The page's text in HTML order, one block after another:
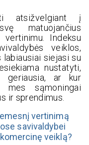
atsižvelgiant į
matuojančius
Indeksu
veiklos,
siejasi su
nustatyti,
geriausia, ar kur
sąmoningai
ir sprendimus.
vertinimą
savivaldybei
veiklą?